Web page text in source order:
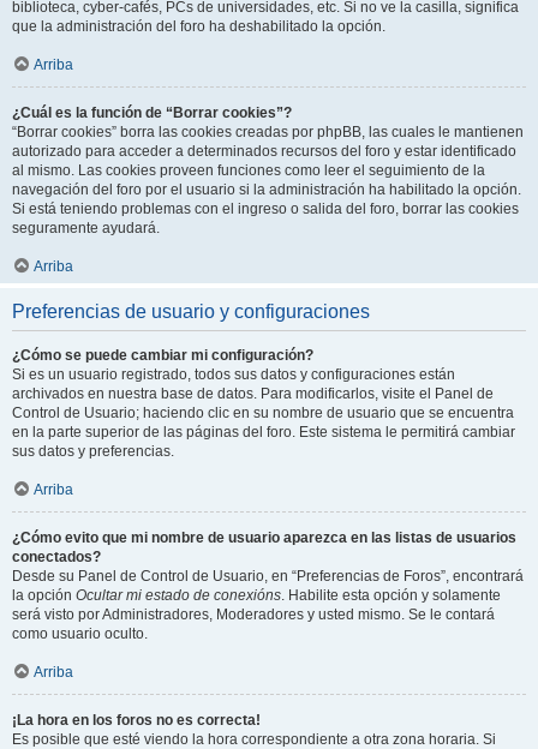
biblioteca, cyber-cafés, PCs de universidades, etc. Si no ve la casilla, significa
que la administración del foro ha deshabilitado la opción.
Arriba
¿Cuál es la función de “Borrar cookies”?
“Borrar cookies” borra las cookies creadas por phpBB, las cuales le mantienen
autorizado para acceder a determinados recursos del foro y estar identificado
al mismo. Las cookies proveen funciones como leer el seguimiento de la
navegación del foro por el usuario si la administración ha habilitado la opción.
Si está teniendo problemas con el ingreso o salida del foro, borrar las cookies
seguramente ayudará.
Arriba
Preferencias de usuario y configuraciones
¿Cómo se puede cambiar mi configuración?
Si es un usuario registrado, todos sus datos y configuraciones están
archivados en nuestra base de datos. Para modificarlos, visite el Panel de
Control de Usuario; haciendo clic en su nombre de usuario que se encuentra
en la parte superior de las páginas del foro. Este sistema le permitirá cambiar
sus datos y preferencias.
Arriba
¿Cómo evito que mi nombre de usuario aparezca en las listas de usuarios
conectados?
Desde su Panel de Control de Usuario, en “Preferencias de Foros”, encontrará
la opción Ocultar mi estado de conexións. Habilite esta opción y solamente
será visto por Administradores, Moderadores y usted mismo. Se le contará
como usuario oculto.
Arriba
¡La hora en los foros no es correcta!
Es posible que esté viendo la hora correspondiente a otra zona horaria. Si